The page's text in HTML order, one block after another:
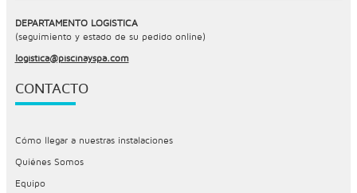
DEPARTAMENTO LOGÍSTICA
(seguimiento y estado de su pedido online)
logistica@piscinayspa.com
CONTACTO
Cómo llegar a nuestras instalaciones
Quiénes Somos
Equipo